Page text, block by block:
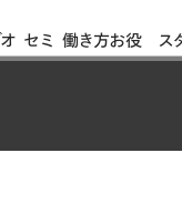
セミ
ナー
働き方お役
立ち資料
ス
タ